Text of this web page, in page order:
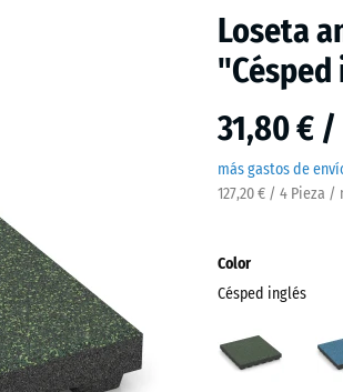
Loseta
31,80 € /
más gastos de
127,20 € / 4 Pieza /
Color
Césped inglés
inglés